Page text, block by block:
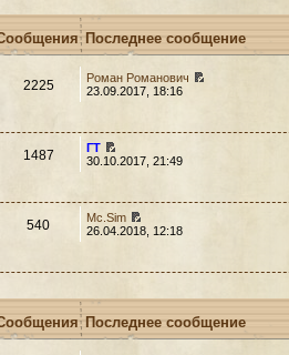
Последнее сообщение
2225
Роман Романович
23.09.2017, 18:16
1487
ГТ
30.10.2017, 21:49
540
Mc.Sim
26.04.2018, 12:18
Последнее сообщение